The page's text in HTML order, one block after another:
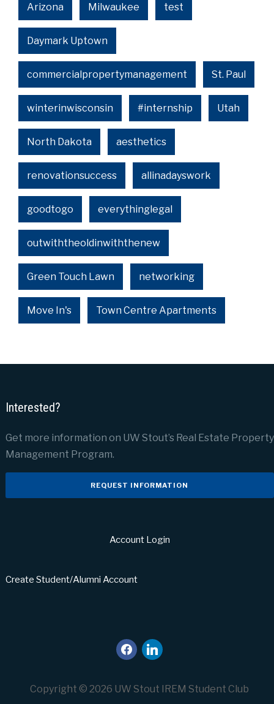
Arizona Milwaukee test
Daymark Uptown
commercialpropertymanagement St. Paul
winterinwisconsin #internship Utah
North Dakota aesthetics
renovationsuccess allinadayswork
goodtogo everythinglegal
outwiththeoldinwiththenew
Green Touch Lawn networking
Move In's Town Centre Apartments
Interested?
Get more information on UW Stout’s Real Estate Property
Management Program.
REQUEST INFORMATION
Account Login
Create Student/Alumni Account
facebook
linkedin
Copyright © 2026 UW Stout IREM Student Club